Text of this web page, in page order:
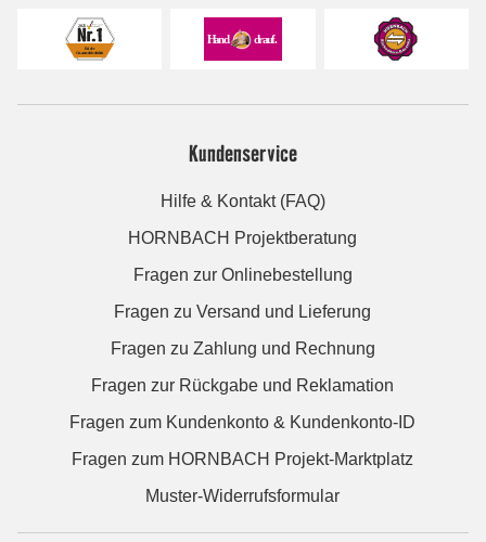
Kundenservice
Hilfe & Kontakt (FAQ)
HORNBACH Projektberatung
Fragen zur Onlinebestellung
Fragen zu Versand und Lieferung
Fragen zu Zahlung und Rechnung
Fragen zur Rückgabe und Reklamation
Fragen zum Kundenkonto & Kundenkonto-ID
Fragen zum HORNBACH Projekt-Marktplatz
Muster-Widerrufsformular